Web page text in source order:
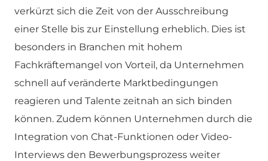
verkürzt sich die Zeit von der Ausschreibung
einer Stelle bis zur Einstellung erheblich. Dies ist
besonders in Branchen mit hohem
Fachkräftemangel von Vorteil, da Unternehmen
schnell auf veränderte Marktbedingungen
reagieren und Talente zeitnah an sich binden
können. Zudem können Unternehmen durch die
Integration von Chat-Funktionen oder Video-
Interviews den Bewerbungsprozess weiter